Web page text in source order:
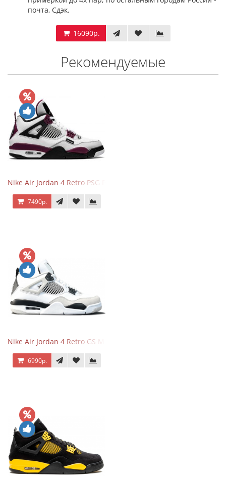
почта, Сдэк.
16090р.
Рекомендуемые
Nike Air Jordan 4 Retro PSG Paris Saint-Germain
7490р.
Nike Air Jordan 4 Retro GS Military Black
6990р.